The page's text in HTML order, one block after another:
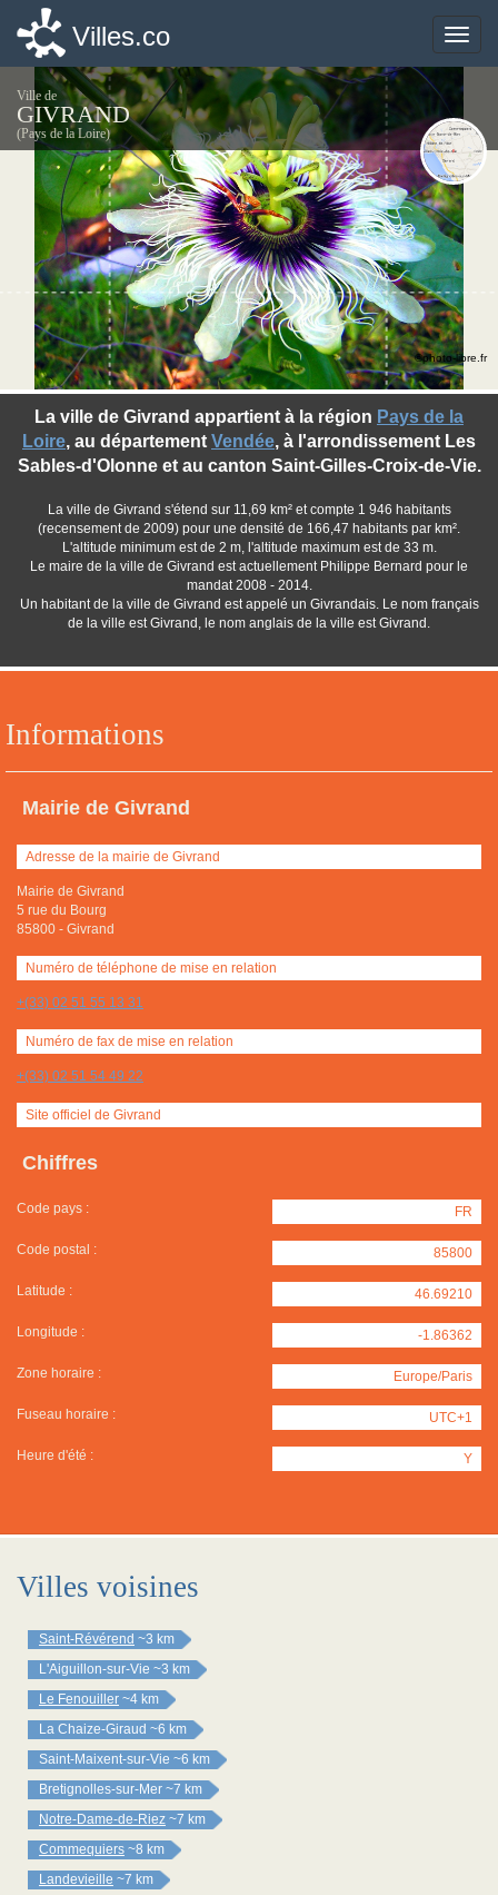
Toggle
Villes.co
Ville de
GIVRAND
(Pays de la Loire)
Informations
Mairie de Givrand
Adresse de la mairie de Givrand
Mairie de Givrand
5 rue du Bourg
85800 - Givrand
Numéro de téléphone de mise en relation
+(33) 02 51 55 13 31
Numéro de fax de mise en relation
+(33) 02 51 54 49 22
Site officiel de Givrand
Chiffres
Code pays : FR
Code postal : 85800
Latitude : 46.69210
Longitude : -1.86362
Zone horaire : Europe/Paris
Fuseau horaire : UTC+1
Heure d'été : Y
La ville de Givrand appartient à la région Pays de la
Loire, au département Vendée, à l'arrondissement Les
Sables-d'Olonne et au canton Saint-Gilles-Croix-de-Vie.
La ville de Givrand s'étend sur 11,69 km² et compte 1 946 habitants
(recensement de 2009) pour une densité de 166,47 habitants par km².
L'altitude minimum est de 2 m, l'altitude maximum est de 33 m.
Le maire de la ville de Givrand est actuellement Philippe Bernard pour le
mandat 2008 - 2014.
Un habitant de la ville de Givrand est appelé un Givrandais. Le nom français
de la ville est Givrand, le nom anglais de la ville est Givrand.
©photo-libre.fr
Villes voisines
Saint-Révérend ~3 km
L'Aiguillon-sur-Vie ~3 km
Le Fenouiller ~4 km
La Chaize-Giraud ~6 km
Saint-Maixent-sur-Vie ~6 km
Bretignolles-sur-Mer ~7 km
Notre-Dame-de-Riez ~7 km
Commequiers ~8 km
Landevieille ~7 km
Toggle
Villes.co